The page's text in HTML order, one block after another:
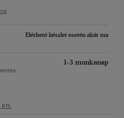
Elérhető készlet esetén akár ma
1-3 munkanap
Kft.